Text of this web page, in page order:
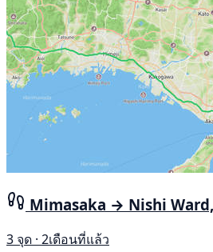
Mimasaka → Nishi
3 จุด · 2เดือนที่แล้ว